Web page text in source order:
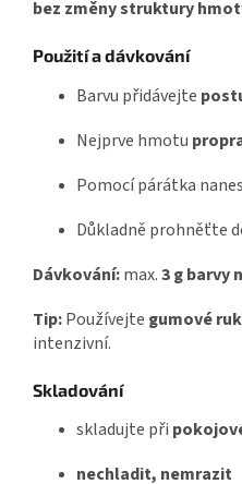
bez změny struktury
Použití a dávkování
Barvu přidávejte
Nejprve hmotu
Pomocí párátka
Důkladně prohněťte
Dávkování:max.3 g barvy
Tip:Používejte gumové
intenzivní.
Skladování
skladujte při
nechladit, nemrazit